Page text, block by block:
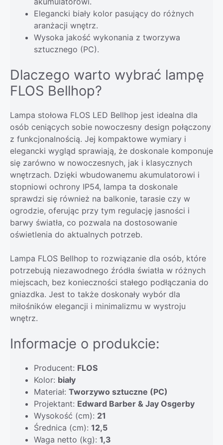
Elegancki biały kolor pasujący do różnych
aranżacji wnętrz.
Wysoka jakość wykonania z tworzywa
sztucznego (PC).
Dlaczego warto wybrać lampę
FLOS Bellhop?
Lampa stołowa FLOS LED Bellhop jest idealna dla
osób ceniących sobie nowoczesny design połączony
z funkcjonalnością. Jej kompaktowe wymiary i
elegancki wygląd sprawiają, że doskonale komponuje
się zarówno w nowoczesnych, jak i klasycznych
wnętrzach. Dzięki wbudowanemu akumulatorowi i
stopniowi ochrony IP54, lampa ta doskonale
sprawdzi się również na balkonie, tarasie czy w
ogrodzie, oferując przy tym regulację jasności i
barwy światła, co pozwala na dostosowanie
oświetlenia do aktualnych potrzeb.
Lampa FLOS Bellhop to rozwiązanie dla osób, które
potrzebują niezawodnego źródła światła w różnych
miejscach, bez konieczności stałego podłączania do
gniazdka. Jest to także doskonały wybór dla
miłośników elegancji i minimalizmu w wystroju
wnętrz.
Informacje o produkcie:
Producent: FLOS
Kolor: biały
Materiał: Tworzywo sztuczne (PC)
Projektant: Edward Barber & Jay Osgerby
Wysokość (cm): 21
Średnica (cm): 12,5
Waga netto (kg): 1,3